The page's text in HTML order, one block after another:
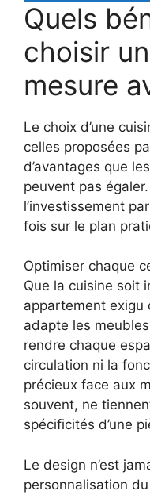
Quels
choisir
mesure
Le choix d’une
celles proposées
d’avantages que
peuvent pas
l’investissement
fois sur le plan
Optimiser chaque
Que la cuisine soit
appartement exigu
adapte les
rendre chaque
circulation ni la
précieux face aux
souvent, ne
spécificités d’une
Le design n’est
personnalisation